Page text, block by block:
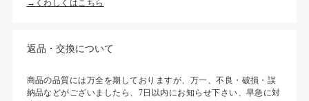
→くわしくはこちら
返品・交換について
商品の品質には万全を期しておりますが、万一、不良・破損・誤
納品などがございましたら、7日以内にお知らせ下さい、早急に対